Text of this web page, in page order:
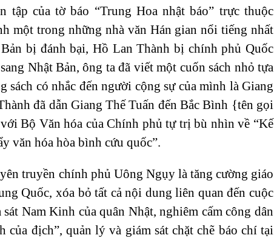
tập của tờ báo “Trung Hoa nhật báo” trực thuộc
một trong những nhà văn Hán gian nổi tiếng nhất
bị đánh bại, Hồ Lan Thành bị chính phủ Quốc
Nhật Bản, ông ta đã viết một cuốn sách nhỏ tựa
sách có nhắc đến người cộng sự của mình là Giang
đã dẫn Giang Thế Tuấn đến Bắc Bình {tên gọi
Bộ Văn hóa của Chính phủ tự trị bù nhìn về “Kế
văn hóa hòa bình cứu quốc”.
truyền chính phủ Uông Ngụy là tăng cường giáo
Quốc, xóa bỏ tất cả nội dung liên quan đến cuộc
Nam Kinh của quân Nhật, nghiêm cấm công dân
của địch”, quản lý và giám sát chặt chẽ báo chí tại